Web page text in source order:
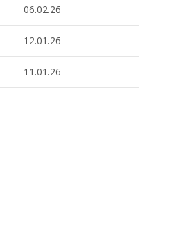
06.02.26
12.01.26
11.01.26